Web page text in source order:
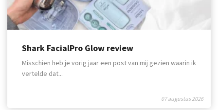
Shark FacialPro Glow review
07 augustus 2026
Misschien heb je vorig jaar een post van mij gezien waarin ik
vertelde dat...